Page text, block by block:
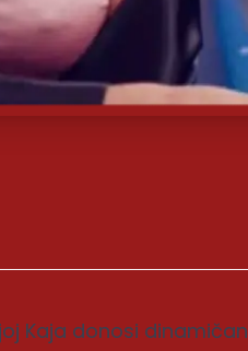
Kaja donosi dinamičan